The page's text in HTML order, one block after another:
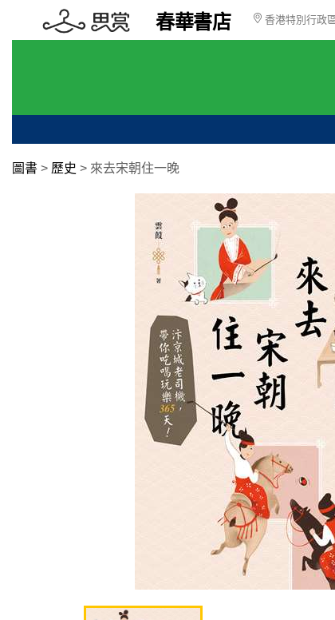
春華書店 香港特別行政
圖書 > 歷史 > 來去宋朝住一晚